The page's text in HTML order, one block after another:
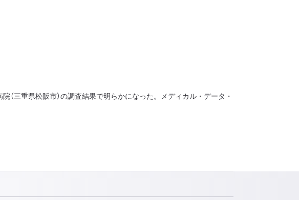
三重県松阪市）の調査結果で明らかになった。メディカル・データ・